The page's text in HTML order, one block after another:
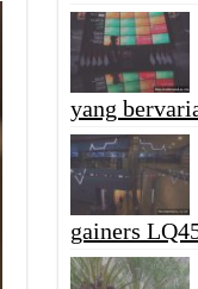
yang
gainers